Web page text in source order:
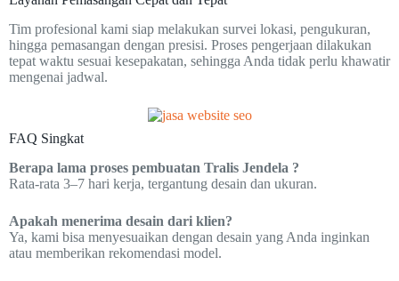
Tim profesional kami siap melakukan survei lokasi, pengukuran,
hingga pemasangan dengan presisi. Proses pengerjaan dilakukan
tepat waktu sesuai kesepakatan, sehingga Anda tidak perlu khawatir
mengenai jadwal.
FAQ Singkat
Berapa lama proses pembuatan Tralis Jendela ?
Rata-rata 3–7 hari kerja, tergantung desain dan ukuran.
Apakah menerima desain dari klien?
Ya, kami bisa menyesuaikan dengan desain yang Anda inginkan
atau memberikan rekomendasi model.